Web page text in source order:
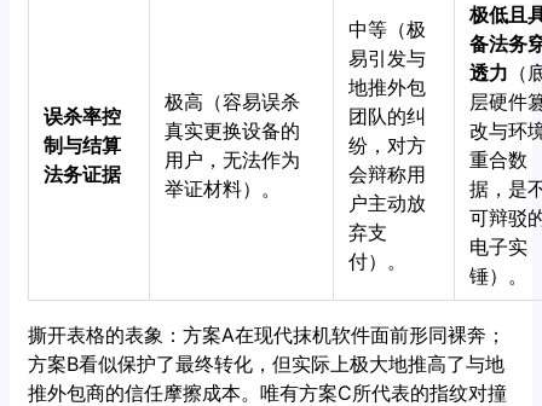
误杀率控
制与结算
法务证据
极高（容易误杀
真实更换设备的
用户，无法作为
举证材料）。
中等（极
易引发与
地推外包
团队的纠
纷，对方
会辩称用
户主动放
弃支
付）。
极低且
备法务
透力 （
层硬件
改与环
重合数
据，是
可辩驳
电子实
锤）。
撕开表格的表象：方案A在现代抹机软件面前形同裸奔；
方案B看似保护了最终转化，但实际上极大地推高了与地
推外包商的信任摩擦成本。唯有方案C所代表的指纹对撞